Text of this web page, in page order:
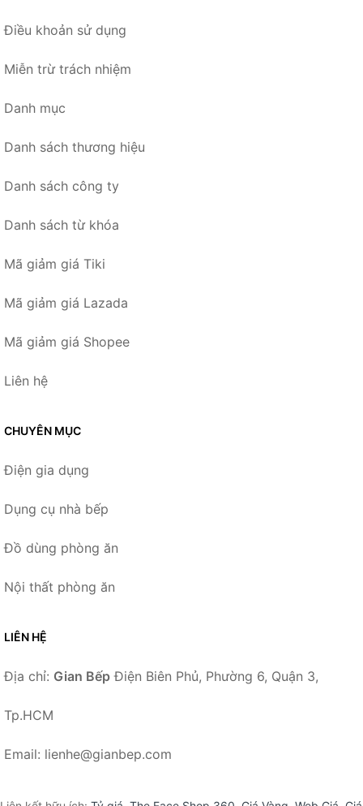
Điều khoản sử dụng
Miễn trừ trách nhiệm
Danh mục
Danh sách thương hiệu
Danh sách công ty
Danh sách từ khóa
Mã giảm giá Tiki
Mã giảm giá Lazada
Mã giảm giá Shopee
Liên hệ
CHUYÊN MỤC
Điện gia dụng
Dụng cụ nhà bếp
Đồ dùng phòng ăn
Nội thất phòng ăn
LIÊN HỆ
Địa chỉ: Gian Bếp Điện Biên Phủ, Phường 6, Quận 3,
Tp.HCM
Email: lienhe@gianbep.com